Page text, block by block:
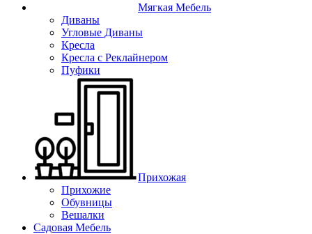
Мягкая Мебель
Диваны
Угловые Диваны
Кресла
Кресла с Реклайнером
Пуфики
Прихожая
Прихожие
Обувницы
Вешалки
Садовая Мебель